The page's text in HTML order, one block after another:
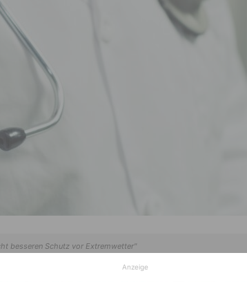
besseren Schutz vor Extremwetter"
Anzeige